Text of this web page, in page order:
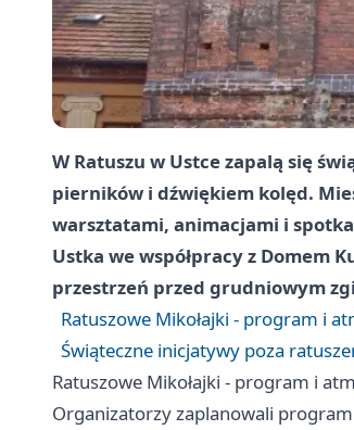
W Ratuszu w Ustce zapalą się
pierników i dźwiękiem kolęd.
warsztatami, animacjami i
Ustka we współpracy z Domem
przestrzeń przed grudniowym
Ratuszowe Mikołajki - program i
Świąteczne inicjatywy poza
Ratuszowe Mikołajki - program i
Organizatorzy zaplanowali program